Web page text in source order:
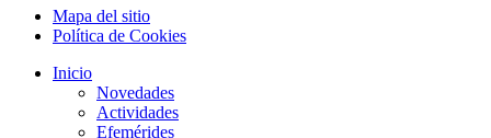
Mapa del sitio
Política de Cookies
Inicio
Novedades
Actividades
Efemérides